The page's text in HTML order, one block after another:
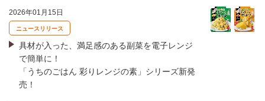
2026年01月15日
ニュースリリース
具材が入った、満足感のある副菜を電子レンジ
で簡単に！
「うちのごはん 彩りレンジの素」シリーズ新発
売！